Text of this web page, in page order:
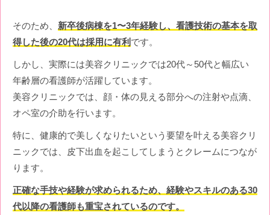
そのため、 新卒後病棟を1〜3年経験し、看護技術の基本を取
得した後の20代は採用に有利 です。
しかし、実際には美容クリニックでは20代～50代と幅広い
年齢層の看護師が活躍しています。
美容クリニックでは、顔・体の見える部分への注射や点滴、
オペ室の介助を行います。
特に、健康的で美しくなりたいという要望を叶える美容クリ
ニックでは、皮下出血を起こしてしまうとクレームにつなが
ります。
正確な手技や経験が求められるため、経験やスキルのある30
代以降の看護師も重宝されているのです。